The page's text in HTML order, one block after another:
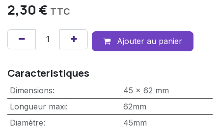
2,30 € TTC
Ajouter au panier
Caracteristiques
Dimensions:
45 x 62 mm
Longueur maxi:
62mm
Diamètre:
45mm